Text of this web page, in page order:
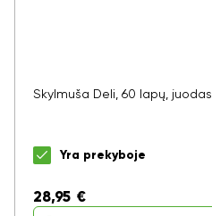
Skylmuša Deli, 60 lapų, juodas
Yra prekyboje
28,95 €